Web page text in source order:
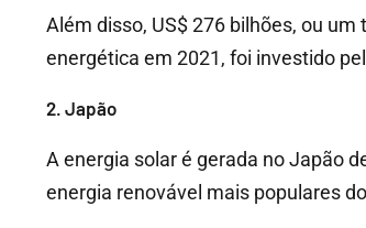
Além disso, US$ 276 bilhões, ou
energética em 2021, foi investido
2. Japão
A energia solar é gerada no Japão
energia renovável mais populares